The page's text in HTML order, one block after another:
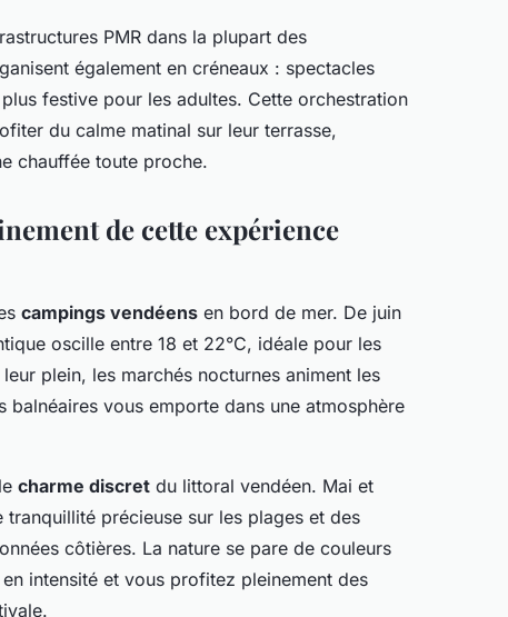
PMR dans la plupart des
également en créneaux : spectacles
festive pour les adultes. Cette orchestration
du calme matinal sur leur terrasse,
chauffée toute proche.
de cette expérience
campings vendéens en bord de mer. De juin
oscille entre 18 et 22°C, idéale pour les
plein, les marchés nocturnes animent les
vous emporte dans une atmosphère
charme discret du littoral vendéen. Mai et
précieuse sur les plages et des
côtières. La nature se pare de couleurs
intensité et vous profitez pleinement des